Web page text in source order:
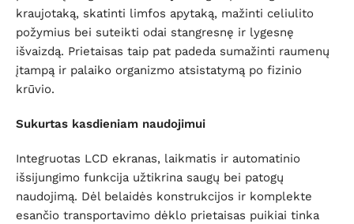
kraujotaką, skatinti limfos apytaką, mažinti celiulito
požymius bei suteikti odai stangresnę ir lygesnę
išvaizdą. Prietaisas taip pat padeda sumažinti raumenų
įtampą ir palaiko organizmo atsistatymą po fizinio
krūvio.
Sukurtas kasdieniam naudojimui
Integruotas LCD ekranas, laikmatis ir automatinio
išsijungimo funkcija užtikrina saugų bei patogų
naudojimą. Dėl belaidės konstrukcijos ir komplekte
esančio transportavimo dėklo prietaisas puikiai tinka